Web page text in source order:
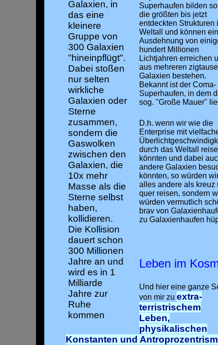
Galaxien, in
das eine
kleinere
Gruppe von
300 Galaxien
"hineinpflügt".
Dabei stoßen
nur selten
wirkliche
Galaxien oder
Sterne
zusammen,
sondern die
Gaswolken
zwischen den
Galaxien, die
10x mehr
Masse als die
Sterne selbst
haben,
kollidieren.
Die Kollision
dauert schon
300 Millionen
Jahre an und
wird es in 1
Milliarde
Jahre zur
Ruhe
kommen
Superhaufen bilden
die größten bis jetzt
entdeckten Strukturen
Weltall und können
Ausdehnung von
hundert Millionen
Lichtjahren erreichen
aus mehreren
Galaxien bestehen.
Bekannt ist der Coma-
Superhaufen, in dem
sog. "Große Mauer"
D.h. wenn wir wie die
Enterprise mit
durch das Weltall
könnten und dabei
andere Galaxien
könnten, so würden
alles andere als kreuz
quer reisen, sondern
würden vermutlich
brav von
zu Galaxienhaufen
Leben im
Und hier eine ganze
von mir zu extra-
terristrischem
Leben,
physikalischen
Konstanten und